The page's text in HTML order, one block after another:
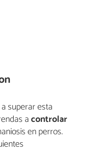
superar esta
acontrolar
en perros.